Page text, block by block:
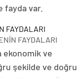
var.
FAYDALARI
ekonomik ve
şekilde ve doğru